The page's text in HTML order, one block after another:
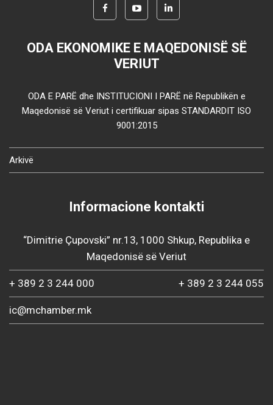
ODA EKONOMIKE E MAQEDONISË SË
VERIUT
ODA E PARË dhe INSTITUCIONI I PARË në Republikën e
Maqedonisë së Veriut i certifikuar sipas STANDARDIT ISO
9001:2015
Arkivë
Informacione kontakti
“Dimitrie Çupovski” nr.13, 1000 Shkup, Republika e
Maqedonisë së Veriut
+ 389 2 3 244 000 + 389 2 3 244 055
ic@mchamber.mk